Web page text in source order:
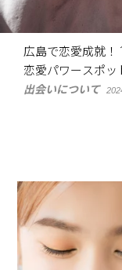
広島で恋愛成就！
恋愛パワースポッ
出会いについて